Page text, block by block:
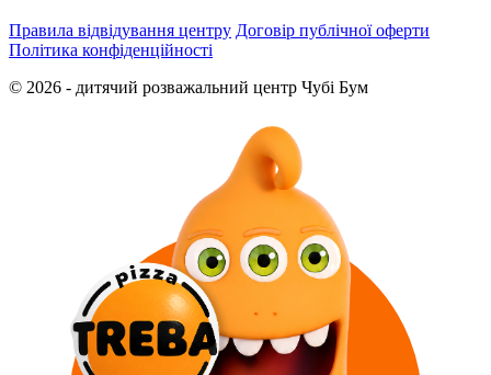
Правила відвідування центру Договір публічної оферти
Політика конфіденційності
© 2026 - дитячий розважальний центр Чубі Бум